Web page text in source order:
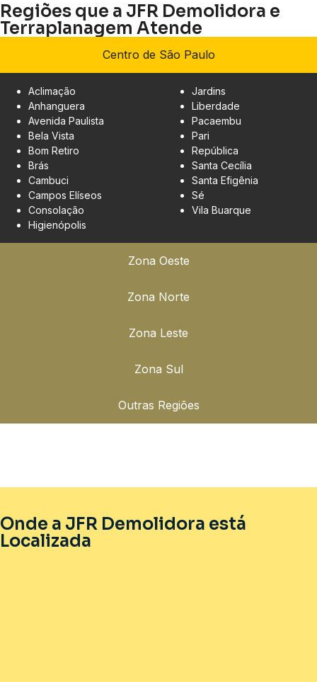
Regiões que a JFR Demolidora e
Terraplanagem Atende
Centro de São Paulo
Zona Oeste
Zona Norte
Zona Leste
Zona Sul
Outras Regiões
Aclimação
Anhanguera
Avenida Paulista
Bela Vista
Bom Retiro
Brás
Cambuci
Campos Elíseos
Consolação
Higienópolis
Jardins
Liberdade
Pacaembu
Pari
República
Santa Cecília
Santa Efigênia
Sé
Vila Buarque
Onde a JFR Demolidora está
Localizada